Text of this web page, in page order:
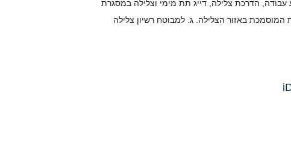
עבודה, הדרכת צלילה, דייג תת מימי וצלילה במסגרת
באזור הצלילה. ג. למבוטח רשיון צלילה